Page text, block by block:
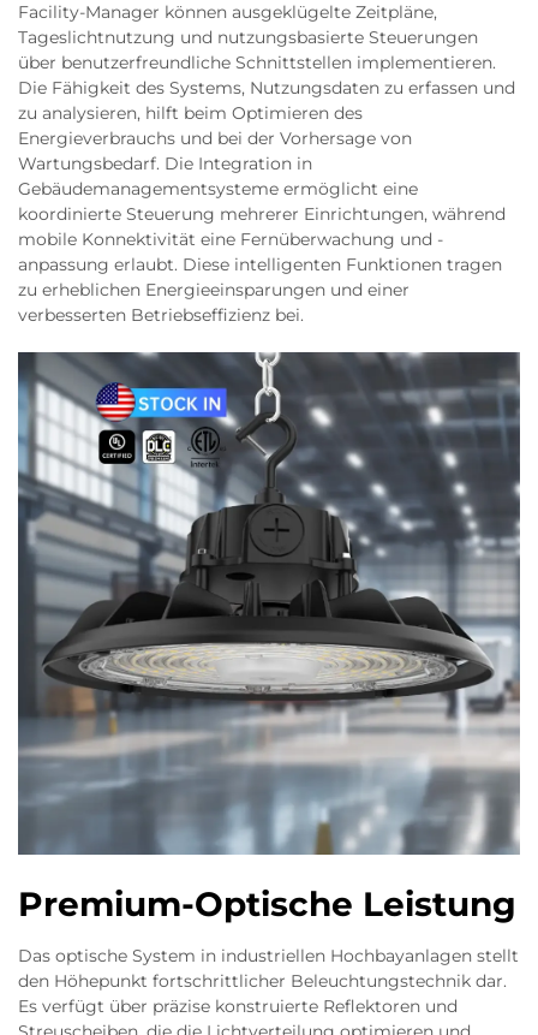
Facility-Manager können ausgeklügelte Zeitpläne,
Tageslichtnutzung und nutzungsbasierte Steuerungen
über benutzerfreundliche Schnittstellen implementieren.
Die Fähigkeit des Systems, Nutzungsdaten zu erfassen und
zu analysieren, hilft beim Optimieren des
Energieverbrauchs und bei der Vorhersage von
Wartungsbedarf. Die Integration in
Gebäudemanagementsysteme ermöglicht eine
koordinierte Steuerung mehrerer Einrichtungen, während
mobile Konnektivität eine Fernüberwachung und -
anpassung erlaubt. Diese intelligenten Funktionen tragen
zu erheblichen Energieeinsparungen und einer
verbesserten Betriebseffizienz bei.
Premium-Optische Leistung
Das optische System in industriellen Hochbayanlagen stellt
den Höhepunkt fortschrittlicher Beleuchtungstechnik dar.
Es verfügt über präzise konstruierte Reflektoren und